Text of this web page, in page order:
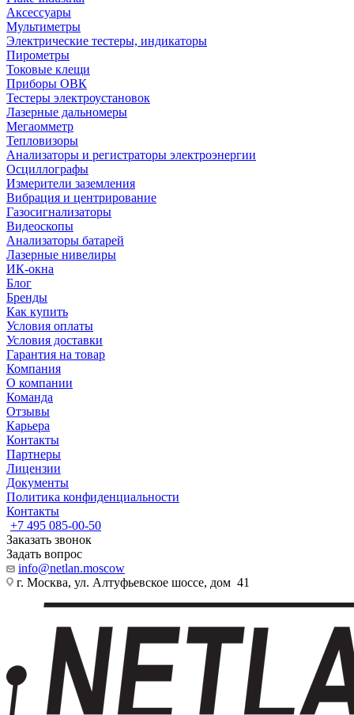
Аксессуары
Мультиметры
Электрические тестеры, индикаторы
Пирометры
Токовые клещи
Приборы ОВК
Тестеры электроустановок
Лазерные дальномеры
Мегаомметр
Тепловизоры
Анализаторы и регистраторы электроэнергии
Осциллографы
Измерители заземления
Вибрация и центрирование
Газосигнализаторы
Видеоскопы
Анализаторы батарей
Лазерные нивелиры
ИК-окна
Блог
Бренды
Как купить
Условия оплаты
Условия доставки
Гарантия на товар
Компания
О компании
Команда
Отзывы
Карьера
Контакты
Партнеры
Лицензии
Документы
Политика конфиденциальности
Контакты
+7 495 085-00-50
Заказать звонок
Задать вопрос
info@netlan.moscow
г. Москва, ул. Алтуфьевское шоссе, дом 41